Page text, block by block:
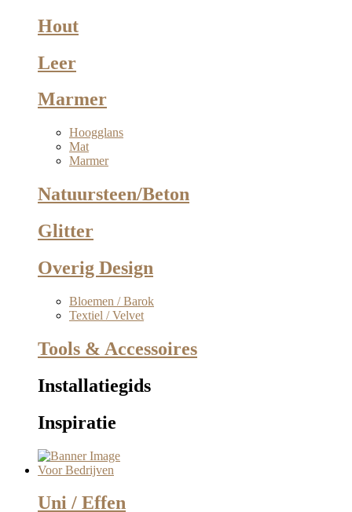
Hout
Leer
Marmer
Hoogglans
Mat
Marmer
Natuursteen/Beton
Glitter
Overig Design
Bloemen / Barok
Textiel / Velvet
Tools & Accessoires
Installatiegids
Inspiratie
Voor Bedrijven
Uni / Effen